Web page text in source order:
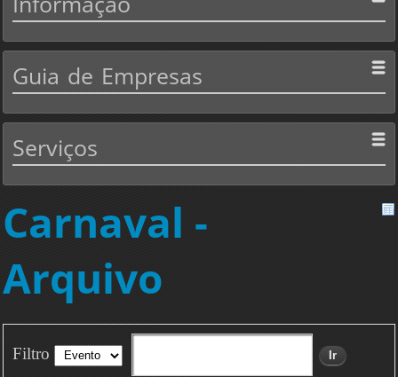
Guia de Empresas
Serviços
Carnaval -
Arquivo
Filtro Ir